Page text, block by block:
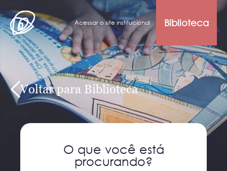
Acessar o site institucional Biblioteca
Voltar para Biblioteca
O que você está
procurando?